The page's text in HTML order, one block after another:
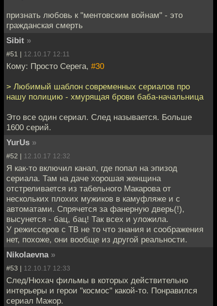
признать любовь к "ментовским войнам" - это
гражданская смерть
Sibit »
#51 | 12.10.17 12:11
Кому: Просто Серега, #30
> Любимый шаблон современных сериалов про
нашу полицию - хмурящая брови баба-начальница
Это все один сериал. След называется. Больше
1600 серий.
YurUs »
#52 | 12.10.17 12:32
Я как-то включил канал, где попал на эпизод
сериала. Там на даче хорошая женщина
отстреливается из табельного Макарова от
нескольких плохих мужиков в камуфляже и с
автоматами. Спрячется за фанерную дверь(!),
высунется - бац, бац! Так всех и уложила.
У режиссеров с ТВ не то что знания и соображения
нет, похоже, они вообще из другой реальности.
Nikolaevna »
#53 | 12.10.17 12:33
След/Нюхач фильмы в которых действительно
интерьеры и герои "космос" какой-то. Понравился
сериал Мажор.